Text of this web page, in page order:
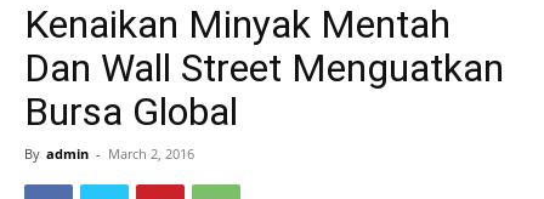
Kenaikan Minyak Mentah
Dan Wall Street Menguatkan
Bursa Global
By admin - March 2, 2016